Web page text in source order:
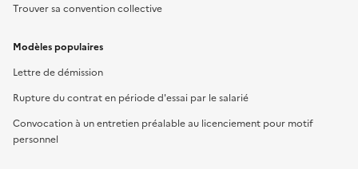
Trouver sa convention collective
Modèles populaires
Lettre de démission
Rupture du contrat en période d'essai par le salarié
Convocation à un entretien préalable au licenciement pour motif
personnel